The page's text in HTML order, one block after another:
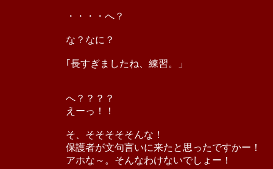
・・・・へ？
な？なに？
｢長すぎましたね、練習。」
へ？？？？
えーっ！！
そ、そそそそそんな！
保護者が文句言いに来たと思ったですかー！
アホな～。そんなわけないでしょー！